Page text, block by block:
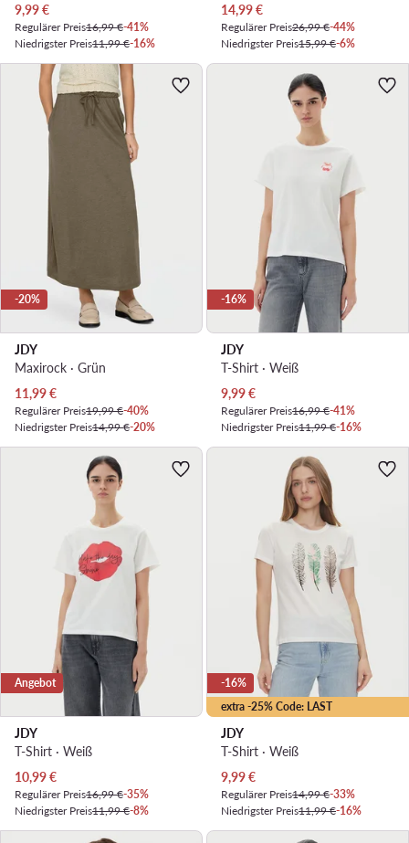
Aktueller Preis
9,99€
Regulärer Preis16,99 €-41%
Niedrigster Preis11,99 €-16%
Aktueller Preis
14,99€
Regulärer Preis26,99 €-44%
Niedrigster Preis15,99 €-6%
-20%
JDY
Maxirock · Grün
Aktueller Preis
11,99€
Regulärer Preis19,99 €-40%
Niedrigster Preis14,99 €-20%
-16%
JDY
T-Shirt · Weiß
Aktueller Preis
9,99€
Regulärer Preis16,99 €-41%
Niedrigster Preis11,99 €-16%
Angebot
JDY
T-Shirt · Weiß
Aktueller Preis
10,99€
Regulärer Preis16,99 €-35%
Niedrigster Preis11,99 €-8%
extra -25% Code: LAST
-16%
JDY
T-Shirt · Weiß
Aktueller Preis
9,99€
Regulärer Preis14,99 €-33%
Niedrigster Preis11,99 €-16%